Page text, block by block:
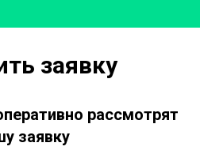
заявку
рассмотрят
заявку